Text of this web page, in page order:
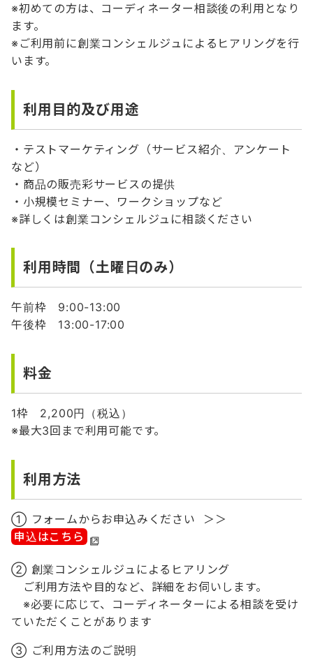
※初めての方は、コーディネーター相談後の利用となり
ます。
※ご利用前に創業コンシェルジュによるヒアリングを行
います。
利用目的及び用途
・テストマーケティング（サービス紹介、アンケート
など）
・商品の販売彩サービスの提供
・小規模セミナー、ワークショップなど
※詳しくは創業コンシェルジュに相談ください
利用時間（土曜日のみ）
午前枠 9:00-13:00
午後枠 13:00-17:00
料金
1枠 2,200円（税込）
※最大3回まで利用可能です。
利用方法
① フォームからお申込みください ＞＞
申込はこちら
② 創業コンシェルジュによるヒアリング
ご利用方法や目的など、詳細をお伺いします。
※必要に応じて、コーディネーターによる相談を受け
ていただくことがあります
③ ご利用方法のご説明